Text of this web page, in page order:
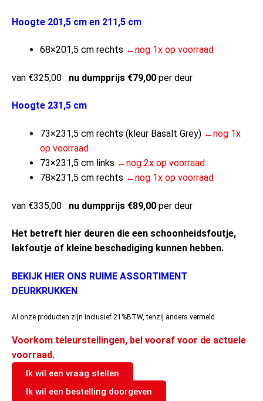
Hoogte 201,5 cm en 211,5 cm
68×201,5 cm rechts ←nog 1x op voorraad
van €325,00 nu dumpprijs €79,00 per deur
Hoogte 231,5 cm
73×231,5 cm rechts (kleur Basalt Grey) ←nog 1x
op voorraad
73×231,5 cm links ←nog 2x op voorraad
78×231,5 cm rechts ←nog 1x op voorraad
van €335,00 nu dumpprijs €89,00 per deur
Het betreft hier deuren die een schoonheidsfoutje,
lakfoutje of kleine beschadiging kunnen hebben.
BEKIJK HIER ONS RUIME ASSORTIMENT
DEURKRUKKEN
Al onze producten zijn inclusief 21%BTW, tenzij anders vermeld
Voorkom teleurstellingen, bel vooraf voor de actuele
voorraad.
Ik wil een vraag stellen
Ik wil een bestelling doorgeven